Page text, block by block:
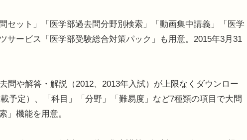
ット」「医学部過去問分野別検索」「動画集中講義」「医学
サービス「医学部受験総合対策パック」も用意。2015年3月31
や解答・解説（2012、2013年入試）が上限なくダウンロー
予定）、「科目」「分野」「難易度」など7種類の項目で大問
」機能を用意。